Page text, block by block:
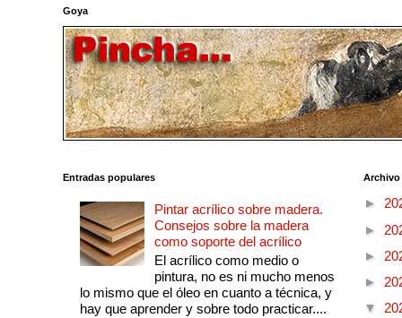
Goya
Entradas populares
Pintar acrílico sobre madera.
Consejos sobre la madera
como soporte del acrílico
El acrílico como medio o
pintura, no es ni mucho menos
lo mismo que el óleo en cuanto a técnica, y
hay que aprender y sobre todo practicar....
►
►
►
►
▼